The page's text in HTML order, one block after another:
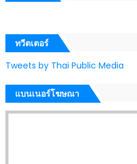
ทวีตเตอร์
Tweets by Thai Public Media
แบนเนอร์โฆษณา